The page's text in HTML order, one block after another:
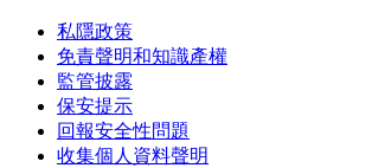
私隱政策
免責聲明和知識產權
監管披露
保安提示
回報安全性問題
收集個人資料聲明